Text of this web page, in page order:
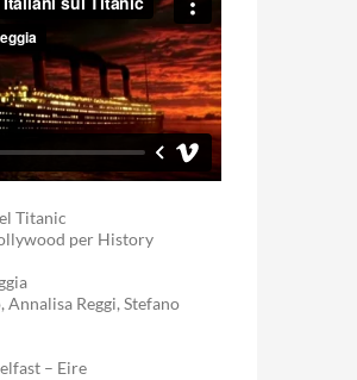
Titanic
per History
Annalisa Reggi, Stefano
– Eire